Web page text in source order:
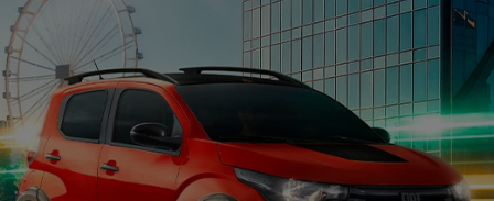
Versão escolhida